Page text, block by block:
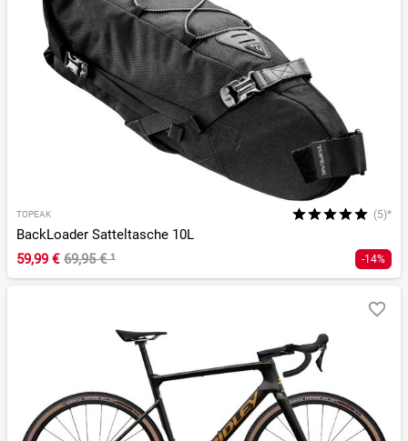
TOPEAK (5)*
BackLoader Satteltasche 10L
59,99 € 69,95 €¹ -14%